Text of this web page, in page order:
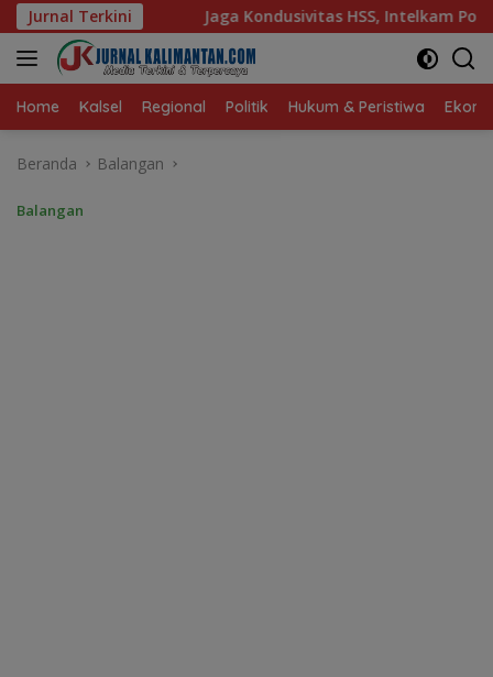
Langsung
ke
konten
Jurnal Terkini
Kondusivitas HSS, Intelkam Polda Kalsel Dorong Persatuan
Home Kalsel Regional Politik Hukum & Peristiwa
Beranda Balangan
Balangan